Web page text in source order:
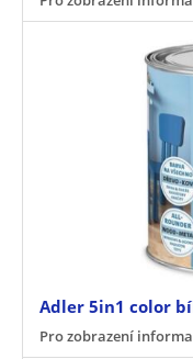
Adler 5in1 color
Pro zobrazení